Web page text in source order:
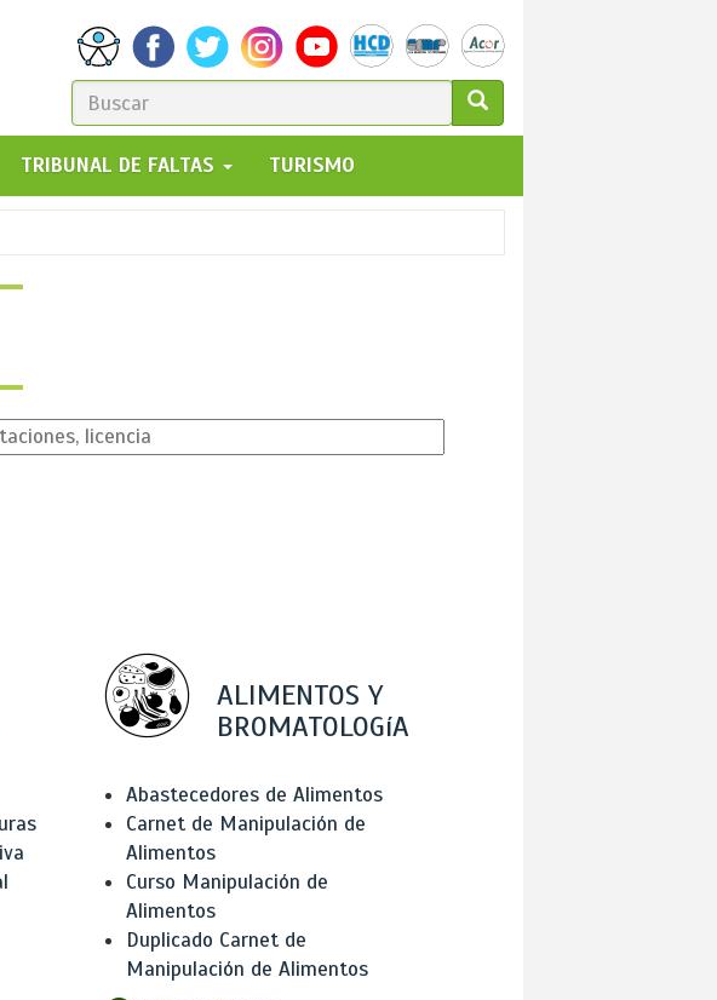
FORMULARIO
DE
BÚSQUEDA
GO!
TRIBUNAL DE FALTAS TURISMO
ALIMENTOS Y
BROMATOLOGíA
Abastecedores de Alimentos
Carnet de Manipulación de
Alimentos
Curso Manipulación de
Alimentos
Duplicado Carnet de
Manipulación de Alimentos